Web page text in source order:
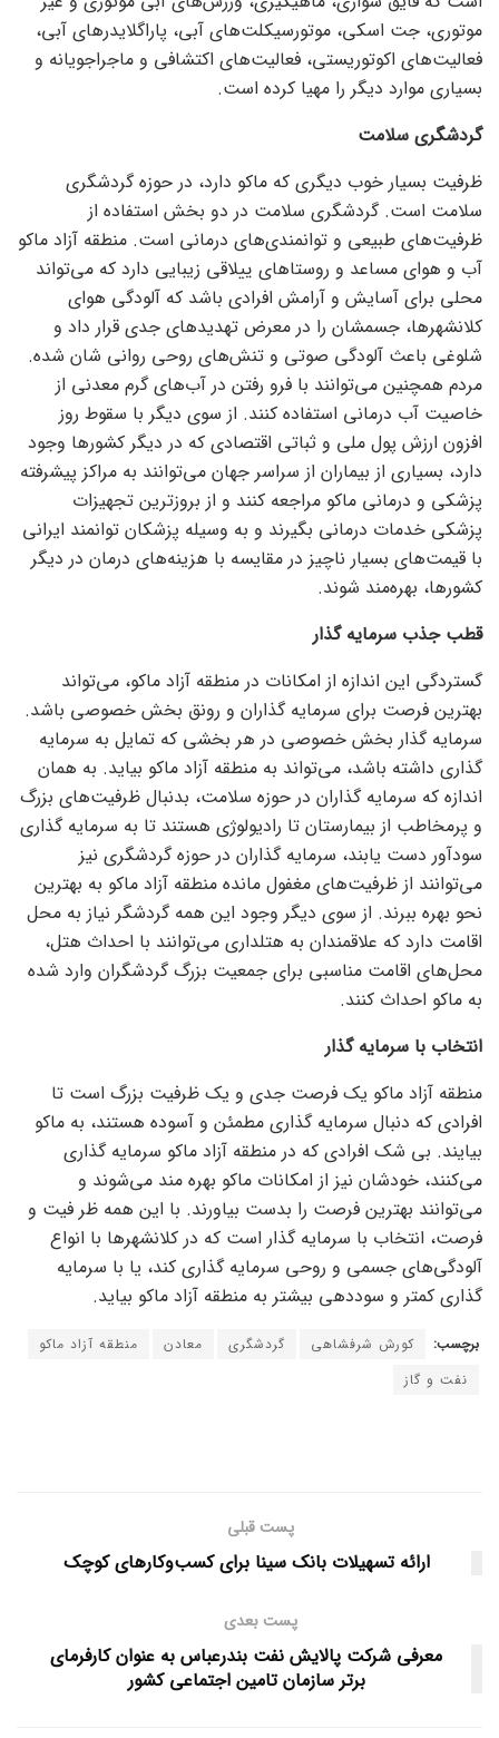
موتوری، جت اسکی، موتورسیکلت‌های آبی، پاراگلایدر‌های آبی،
فعالیت‌های اکوتوریستی، فعالیت‌های اکتشافی و ماجراجویانه و
بسیاری موارد دیگر را مهیا کرده است.
گردشگری سلامت
ظرفیت بسیار خوب دیگری که ماکو دارد، در حوزه گردشگری
سلامت است. گردشگری سلامت در دو بخش استفاده از
ظرفیت‌های طبیعی و توانمندی‌های درمانی است. منطقه آزاد ماکو
آب و هوای مساعد و روستا‌های ییلاقی زیبایی دارد که می‌تواند
محلی برای آسایش و آرامش افرادی باشد که آلودگی هوای
کلانشهرها، جسمشان را در معرض تهدید‌های جدی قرار داد و
شلوغی باعث آلودگی صوتی و تنش‌های روحی روانی شان شده.
مردم همچنین می‌توانند با فرو رفتن در آب‌های گرم معدنی از
خاصیت آب درمانی استفاده کنند. از سوی دیگر با سقوط روز
افزون ارزش پول ملی و ثباتی اقتصادی که در دیگر کشور‌ها وجود
دارد، بسیاری از بیماران از سراسر جهان می‌توانند به مراکز پیشرفته
پزشکی و درمانی ماکو مراجعه کنند و از بروزترین تجهیزات
پزشکی خدمات درمانی بگیرند و به وسیله پزشکان توانمند ایرانی
با قیمت‌های بسیار ناچیز در مقایسه با هزینه‌های درمان در دیگر
کشورها، بهره‌مند شوند.
قطب جذب سرمایه گذار
گستردگی این اندازه از امکانات در منطقه آزاد ماکو، می‌تواند
بهترین فرصت برای سرمایه گذاران و رونق بخش خصوصی باشد.
سرمایه گذار بخش خصوصی در هر بخشی که تمایل به سرمایه
گذاری داشته باشد، می‌تواند به منطقه آزاد ماکو بیاید. به همان
اندازه که سرمایه گذاران در حوزه سلامت، بدنبال ظرفیت‌های بزرگ
و پرمخاطب از بیمارستان تا رادیولوژی هستند تا به سرمایه گذاری
سودآور دست یابند، سرمایه گذاران در حوزه گردشگری نیز
می‌توانند از ظرفیت‌های مغفول مانده منطقه آزاد ماکو به بهترین
نحو بهره ببرند. از سوی دیگر وجود این همه گردشگر نیاز به محل
اقامت دارد که علاقمندان به هتلداری می‌توانند با احداث هتل،
محل‌های اقامت مناسبی برای جمعیت بزرگ گردشگران وارد شده
به ماکو احداث کنند.
انتخاب با سرمایه گذار
منطقه آزاد ماکو یک فرصت جدی و یک ظرفیت بزرگ است تا
افرادی که دنبال سرمایه گذاری مطمئن و آسوده هستند، به ماکو
بیایند. بی شک افرادی که در منطقه آزاد ماکو سرمایه گذاری
می‌کنند، خودشان نیز از امکانات ماکو بهره مند می‌شوند و
می‌توانند بهترین فرصت را بدست بیاورند. با این همه ظر فیت و
فرصت، انتخاب با سرمایه گذار است که در کلانشهر‌ها با انواع
آلودگی‌های جسمی و روحی سرمایه گذاری کند، یا با سرمایه
گذاری کمتر و سوددهی بیشتر به منطقه آزاد ماکو بیاید.
برچسب: کورش شرفشاهی گردشگری معادن
منطقه آزاد ماکو
نفت و گاز
پست قبلی
ارائه تسهیلات بانک سینا برای کسب‌وکارهای کوچک
پست بعدی
معرفی شرکت پالایش نفت بندرعباس به عنوان کارفرمای
برتر سازمان تامین اجتماعی کشور